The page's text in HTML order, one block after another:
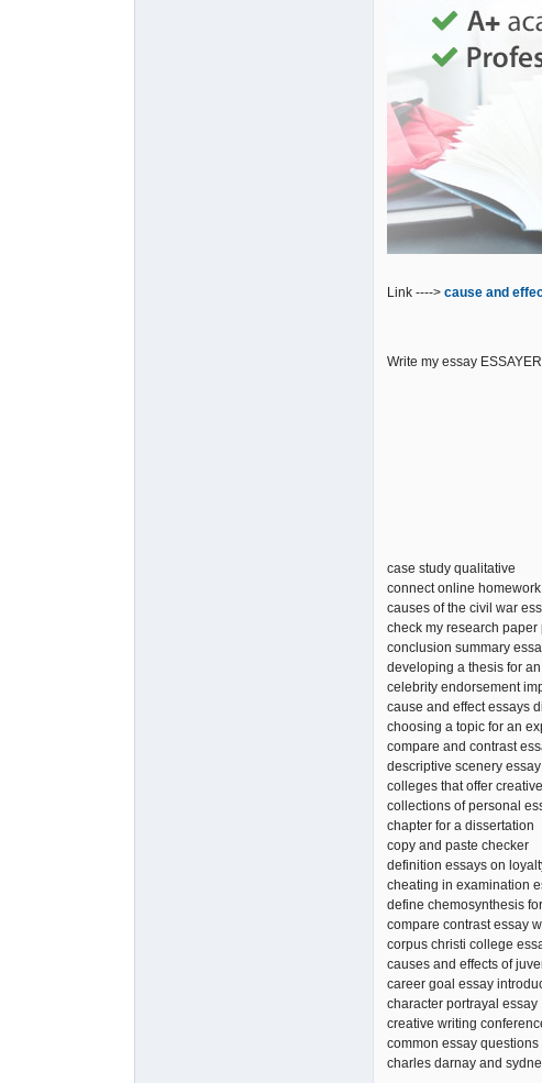
Link ----> cause and
Write my essay
case study qualitative
connect online
causes of the civil war
check my research paper
conclusion summary
developing a thesis for
celebrity endorsement
cause and effect essays
choosing a topic for an
compare and contrast
descriptive scenery essay
colleges that offer
collections of personal
chapter for a dissertation
copy and paste checker
definition essays on
cheating in examination
define chemosynthesis
compare contrast essay
corpus christi college
causes and effects of
career goal essay
character portrayal essay
creative writing
common essay
charles darnay and